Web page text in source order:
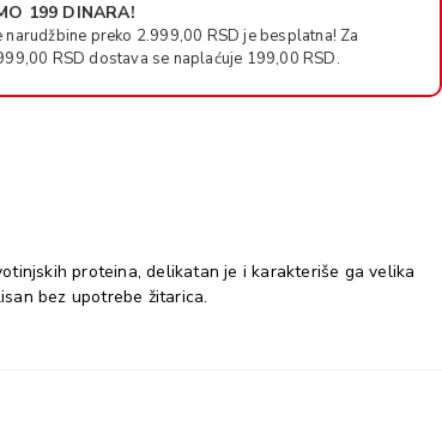
199 DINARA!
narudžbine preko 2.999,00 RSD je besplatna! Za
RSD dostava se naplaćuje 199,00 RSD.
proteina, delikatan je i karakteriše ga velika
bez upotrebe žitarica.